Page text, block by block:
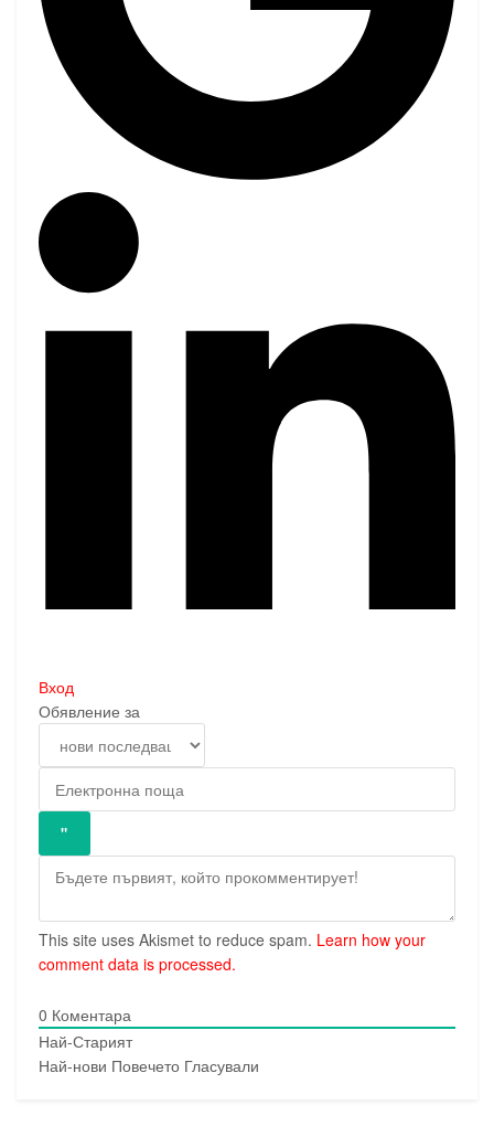
Вход
Обявление за
This site uses Akismet to reduce spam. Learn how your
comment data is processed.
0 Коментара
Най-Старият
Най-нови Повечето Гласували